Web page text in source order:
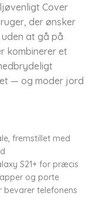
Cover
der ønsker
at gå på
kombinerer et
— og moder jord
fremstillet med
S21+ for præcis
og porte
bevarer telefonens